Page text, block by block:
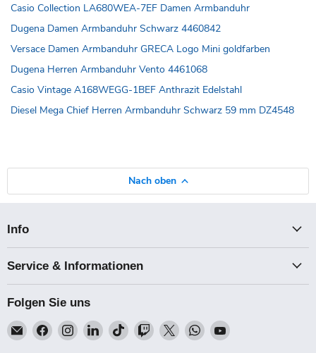
Casio Collection LA680WEA-7EF Damen Armbanduhr
Dugena Damen Armbanduhr Schwarz 4460842
Versace Damen Armbanduhr GRECA Logo Mini goldfarben
Dugena Herren Armbanduhr Vento 4461068
Casio Vintage A168WEGG-1BEF Anthrazit Edelstahl
Diesel Mega Chief Herren Armbanduhr Schwarz 59 mm DZ4548
Nach oben
Info
Service & Informationen
Folgen Sie uns
Email
Talk-
Finden
Sie
Finden
Sie
Finden
Sie
Finden
Sie
Finden
Sie
Finden
Sie
Finden
Sie
Finden